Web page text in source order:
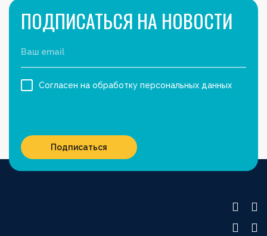
ПОДПИСАТЬСЯ НА НОВОСТИ
Согласен на обработку персональных данных
Подписаться